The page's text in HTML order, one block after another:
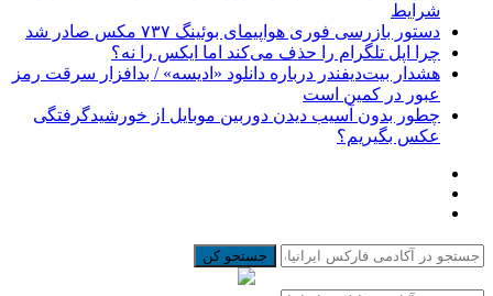
شرایط
دستور بازرسی فوری هواپیمای بوئینگ ۷۳۷ مکس صادر شد
چرا اپل تلگرام را حذف می‌کند اما ایکس را نه؟
هشدار بیت‌دیفندر درباره دانلود «ادیسه» / بدافزار سرقت رمز
عبور در کمین است
چطور بدون آسیب دیدن دوربین موبایل از خورشیدگرفتگی
عکس بگیریم؟
جستجو کن